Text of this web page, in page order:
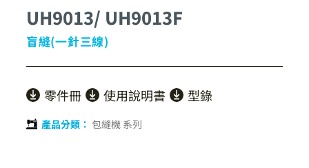
UH9013/ UH9013F
盲縫(一針三線)
零件冊 使用說明書 型錄
產品分類： 包縫機 系列